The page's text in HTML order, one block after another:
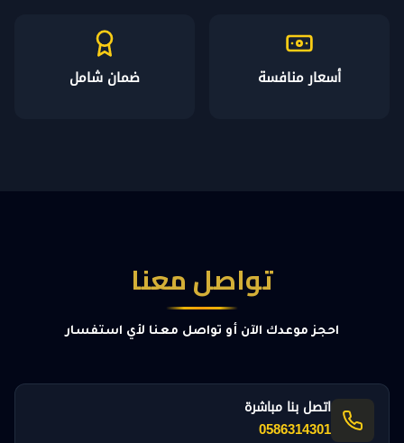
أسعار منافسة ضمان شامل
تواصل معنا
احجز موعدك الآن أو تواصل معنا لأي استفسار
اتصل بنا مباشرة
0586314301